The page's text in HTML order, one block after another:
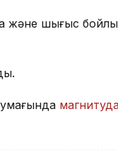
және шығыс